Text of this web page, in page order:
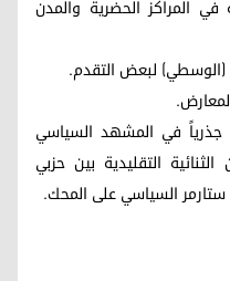
المراكز الحضرية والمدن
(الوسطي) لبعض التقدم.
جذرياً في المشهد السياسي
التقليدية بين حزبي
السياسي على المحك.